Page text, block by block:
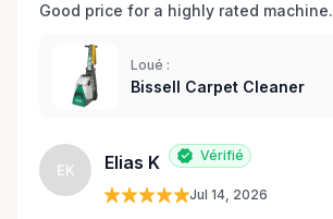
Good price for a highly rated machine.
Loué :
Bissell Carpet Cleaner
EK Elias K Vérifié
Jul 14, 2026